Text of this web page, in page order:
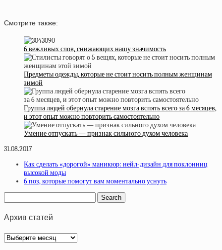
Смотрите также:
6 вежливых слов, снижающих нашу значимость
Предметы одежды, которые не стоит носить полным женщинам
зимой
Группа людей обернула старение мозга вспять всего за 6 месяцев,
и этот опыт можно повторить самостоятельно
Умение отпускать — признак сильного духом человека
31.08.2017
Как сделать «дорогой» маникюр: нейл-дизайн для поклонниц
высокой моды
6 поз, которые помогут вам моментально уснуть
Архив статей
Архив
статей